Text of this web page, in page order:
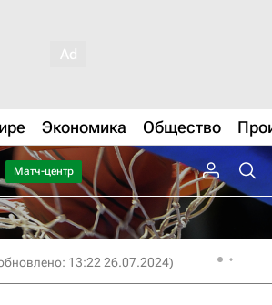
Экономика Общество
Матч-центр
13:22 26.07.2024)